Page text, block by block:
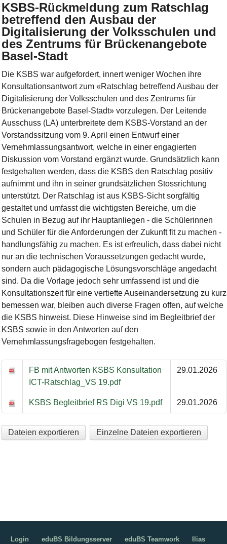
KSBS-Rückmeldung zum Ratschlag
betreffend den Ausbau der
Digitalisierung der Volksschulen und
des Zentrums für Brückenangebote
Basel-Stadt
Die KSBS war aufgefordert, innert weniger Wochen ihre
Konsultationsantwort zum «Ratschlag betreffend Ausbau der
Digitalisierung der Volksschulen und des Zentrums für
Brückenangebote Basel-Stadt» vorzulegen. Der Leitende
Ausschuss (LA) unterbreitete dem KSBS-Vorstand an der
Vorstandssitzung vom 9. April einen Entwurf einer
Vernehmlassungsantwort, welche in einer engagierten
Diskussion vom Vorstand ergänzt wurde. Grundsätzlich kann
festgehalten werden, dass die KSBS den Ratschlag positiv
aufnimmt und ihn in seiner grundsätzlichen Stossrichtung
unterstützt. Der Ratschlag ist aus KSBS-Sicht sorgfältig
gestaltet und umfasst die wichtigsten Bereiche, um die
Schulen in Bezug auf ihr Hauptanliegen - die Schülerinnen
und Schüler für die Anforderungen der Zukunft fit zu machen -
handlungsfähig zu machen. Es ist erfreulich, dass dabei nicht
nur an die technischen Voraussetzungen gedacht wurde,
sondern auch pädagogische Lösungsvorschläge angedacht
sind. Da die Vorlage jedoch sehr umfassend ist und die
Konsultationszeit für eine vertiefte Auseinandersetzung zu kurz
bemessen war, bleiben auch diverse Fragen offen, auf welche
die KSBS hinweist. Diese Hinweise sind im Begleitbrief der
KSBS sowie in den Antworten auf den
Vernehmlassungsfragebogen festgehalten.
KSBS-Rückmeldung zum Ratschlag betreffend den Ausbau
FB mit Antworten KSBS Konsultation
ICT-Ratschlag_VS 19.pdf
29.01.2026
KSBS Begleitbrief RS Digi VS 19.pdf 29.01.2026
Dateien exportieren Einzelne Dateien exportieren
Login eduBS Bildungsserver eduBS Teamwork Ilias